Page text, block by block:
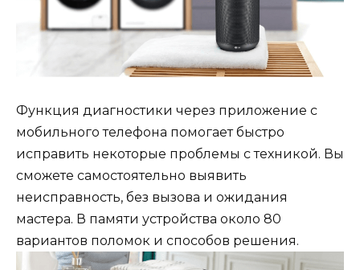
Функция диагностики через приложение с
мобильного телефона помогает быстро
исправить некоторые проблемы с техникой. Вы
сможете самостоятельно выявить
неисправность, без вызова и ожидания
мастера. В памяти устройства около 80
вариантов поломок и способов решения.